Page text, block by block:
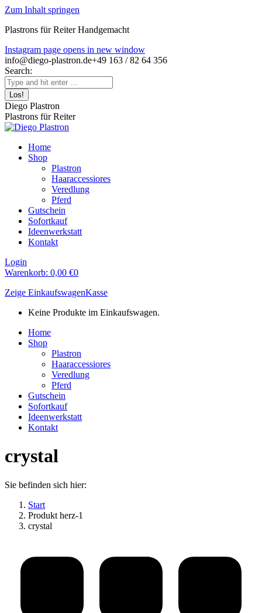
Zum Inhalt springen
Plastrons für ReiterHandgemacht
Instagram page opens in new window
info@diego-plastron.de+49 163 / 82 64 356
Search:
Diego Plastron
Plastrons für Reiter
Home
Shop
Plastron
Haaraccessiores
Veredlung
Pferd
Gutschein
Sofortkauf
Ideenwerkstatt
Kontakt
Login
Warenkorb: 0,00 €0
Zeige EinkaufswagenKasse
Keine Produkte im Einkaufswagen.
Home
Shop
Plastron
Haaraccessiores
Veredlung
Pferd
Gutschein
Sofortkauf
Ideenwerkstatt
Kontakt
crystal
Sie befinden sich hier:
Start
Produkt herz-1
crystal